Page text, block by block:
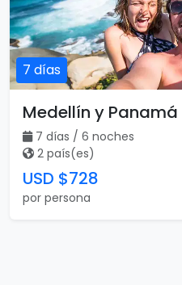
7 días
Medellín y Panamá
7 días / 6 noches
2 país(es)
USD $728
por persona